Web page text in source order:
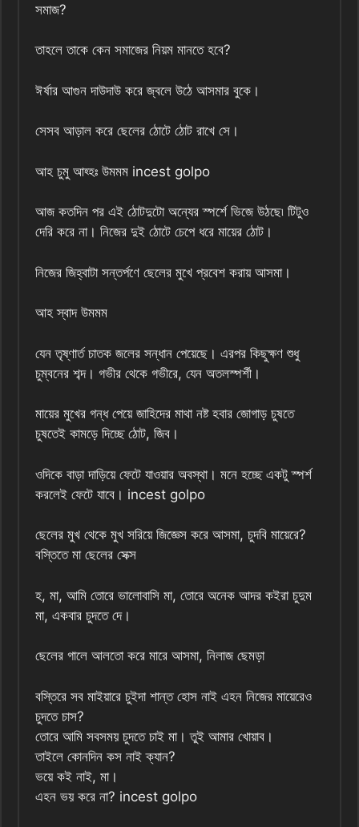
সমাজ?
তাহলে তাকে কেন সমাজের নিয়ম মানতে হবে?
ঈর্ষার আগুন দাউদাউ করে জ্বলে উঠে আসমার বুকে।
সেসব আড়াল করে ছেলের ঠোটে ঠোট রাখে সে।
আহ চুমু আহ্হঃ উমমম incest golpo
আজ কতদিন পর এই ঠোটদুটো অন্যের স্পর্শে ভিজে উঠছে৷ টিটুও
দেরি করে না। নিজের দুই ঠোটে চেপে ধরে মায়ের ঠোট।
নিজের জিহ্বাটা সন্তর্পণে ছেলের মুখে প্রবেশ করায় আসমা।
আহ স্বাদ উমমম
যেন তৃষ্ণার্ত চাতক জলের সন্ধান পেয়েছে। এরপর কিছুক্ষণ শুধু
চুম্বনের শব্দ। গভীর থেকে গভীরে, যেন অতলস্পর্শী।
মায়ের মুখের গন্ধ পেয়ে জাহিদের মাথা নষ্ট হবার জোগাড় চুষতে
চুষতেই কামড়ে দিচ্ছে ঠোট, জিব।
ওদিকে বাড়া দাড়িয়ে ফেটে যাওয়ার অবস্থা। মনে হচ্ছে একটু স্পর্শ
করলেই ফেটে যাবে। incest golpo
ছেলের মুখ থেকে মুখ সরিয়ে জিজ্ঞেস করে আসমা, চুদবি মায়েরে?
বস্তিতে মা ছেলের সেক্স
হ, মা, আমি তোরে ভালোবাসি মা, তোরে অনেক আদর কইরা চুদুম
মা, একবার চুদতে দে।
ছেলের গালে আলতো করে মারে আসমা, নিলাজ ছেমড়া
বস্তিরে সব মাইয়ারে চুইদা শান্ত হোস নাই এহন নিজের মায়েরেও
চুদতে চাস?
তোরে আমি সবসময় চুদতে চাই মা। তুই আমার খোয়াব।
তাইলে কোনদিন কস নাই ক্যান?
ভয়ে কই নাই, মা।
এহন ভয় করে না? incest golpo